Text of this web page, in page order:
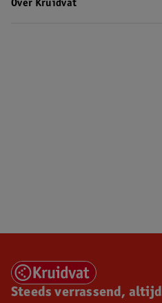
Over Kruidvat
Steeds verrassend,